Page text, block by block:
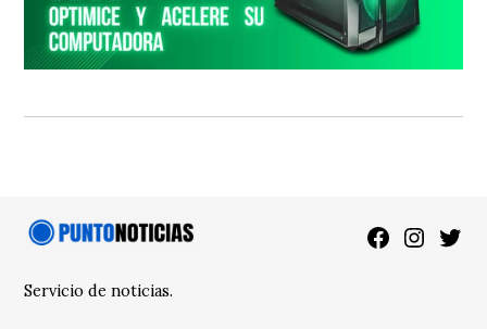
Facebook
Servicio de noticias.